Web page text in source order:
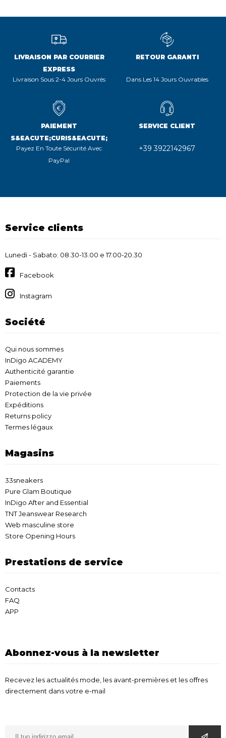
LIVRAISON PAR COURRIER
EXPRESS
Livraison Sous 2-4 Jours Ouvrés
RETOUR GARANTI
Dans Les 14 Jours Ouvrables
PAIEMENT
S&EACUTE;CURIS&EACUTE;
Payez En Toute Sécurité Avec
PayPal
SERVICE CLIENT
+39 3922142967
Service clients
Lunedi - Sabato: 08.30-13.00 e 17.00-20.30
Facebook
Instagram
Société
Qui nous sommes
InDigo ACADEMY
Authenticité garantie
Paiements
Protection de la vie privée
Expéditions
Returns policy
Termes légaux
Magasins
33sneakers
Pure Glam Boutique
InDigo After and Essential
TNT Jeanswear Research
Web masculine store
Store Opening Hours
Prestations de service
Contacts
FAQ
APP
Abonnez-vous à la newsletter
Recevez les actualités mode, les avant-premières et les offres
directement dans votre e-mail